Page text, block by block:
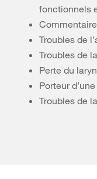
fonctionnels
Troubles de
Troubles de
Perte du
Porteur
Troubles de